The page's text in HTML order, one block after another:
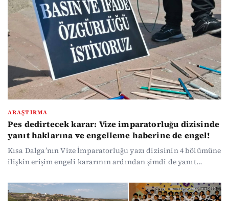
önemli gördüklerini söylese de Kısa Dalga’dan Canan
Coşkun’un daha önce yayımlanan araştırması, Y ve S tipi
cezaevlerinin ağır tecrit koşullarını, milyarlarca liralık
ihalelerini ve insan hakları örgütlerinin “işkence rejimi”
uyarılarını ortaya koymuştu.
ARAŞTIRMA
Pes dedirtecek karar: Vize imparatorluğu dizisinde
yanıt haklarına ve engelleme haberine de engel!
Kısa Dalga’nın Vize İmparatorluğu yazı dizisinin 4 bölümüne
ilişkin erişim engeli kararının ardından şimdi de yanıt
ilişkin habere de erişim engeli getirildi. Gerekçe aynı: “Milli
güvenlik ve kamu düzeni.”